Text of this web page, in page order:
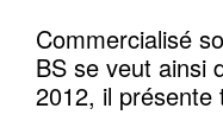
Commercialisé
BS se veut ainsi
2012, il